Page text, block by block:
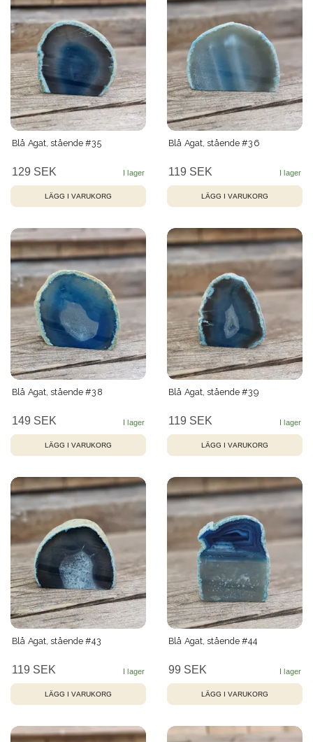
Blå Agat, stående #35
129 SEK
Blå Agat, stående #36
119 SEK
Blå Agat, stående #38
149 SEK
Blå Agat, stående #39
119 SEK
Blå Agat, stående #43
119 SEK
Blå Agat, stående #44
99 SEK